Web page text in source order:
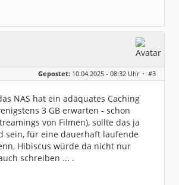
Gepostet: 10.04.2025 - 08:32 Uhr · #3
NAS hat ein adäquates Caching
3 GB erwarten - schon
von Filmen), sollte das ja
sein, für eine dauerhaft laufende
Hibiscus würde da nicht nur
schreiben ... .